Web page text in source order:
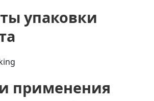
упаковки
применения